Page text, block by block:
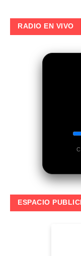
RADIO EN VIVO
ESPACIO